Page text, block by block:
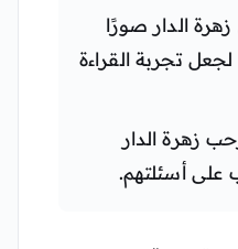
الدار صورًا
تجربة القراءة
زهرة الدار
على أسئلتهم.